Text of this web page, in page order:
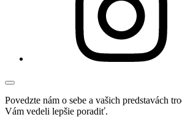
Povedzte nám o sebe a vašich predstavách
Vám vedeli lepšie poradiť.